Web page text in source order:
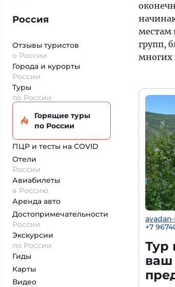
Россия
Отзывы туристов
о России
Города и курорты
России
Туры
по России
Горящие туры
по России
ПЦР и тесты на COVID
Отели
России
Авиабилеты
в Россию
Аренда авто
Достопримеча­тельности
России
Экскурсии
по России
Гиды
Карты
Видео
местам
групп,
многих
+7
Тур
ваш